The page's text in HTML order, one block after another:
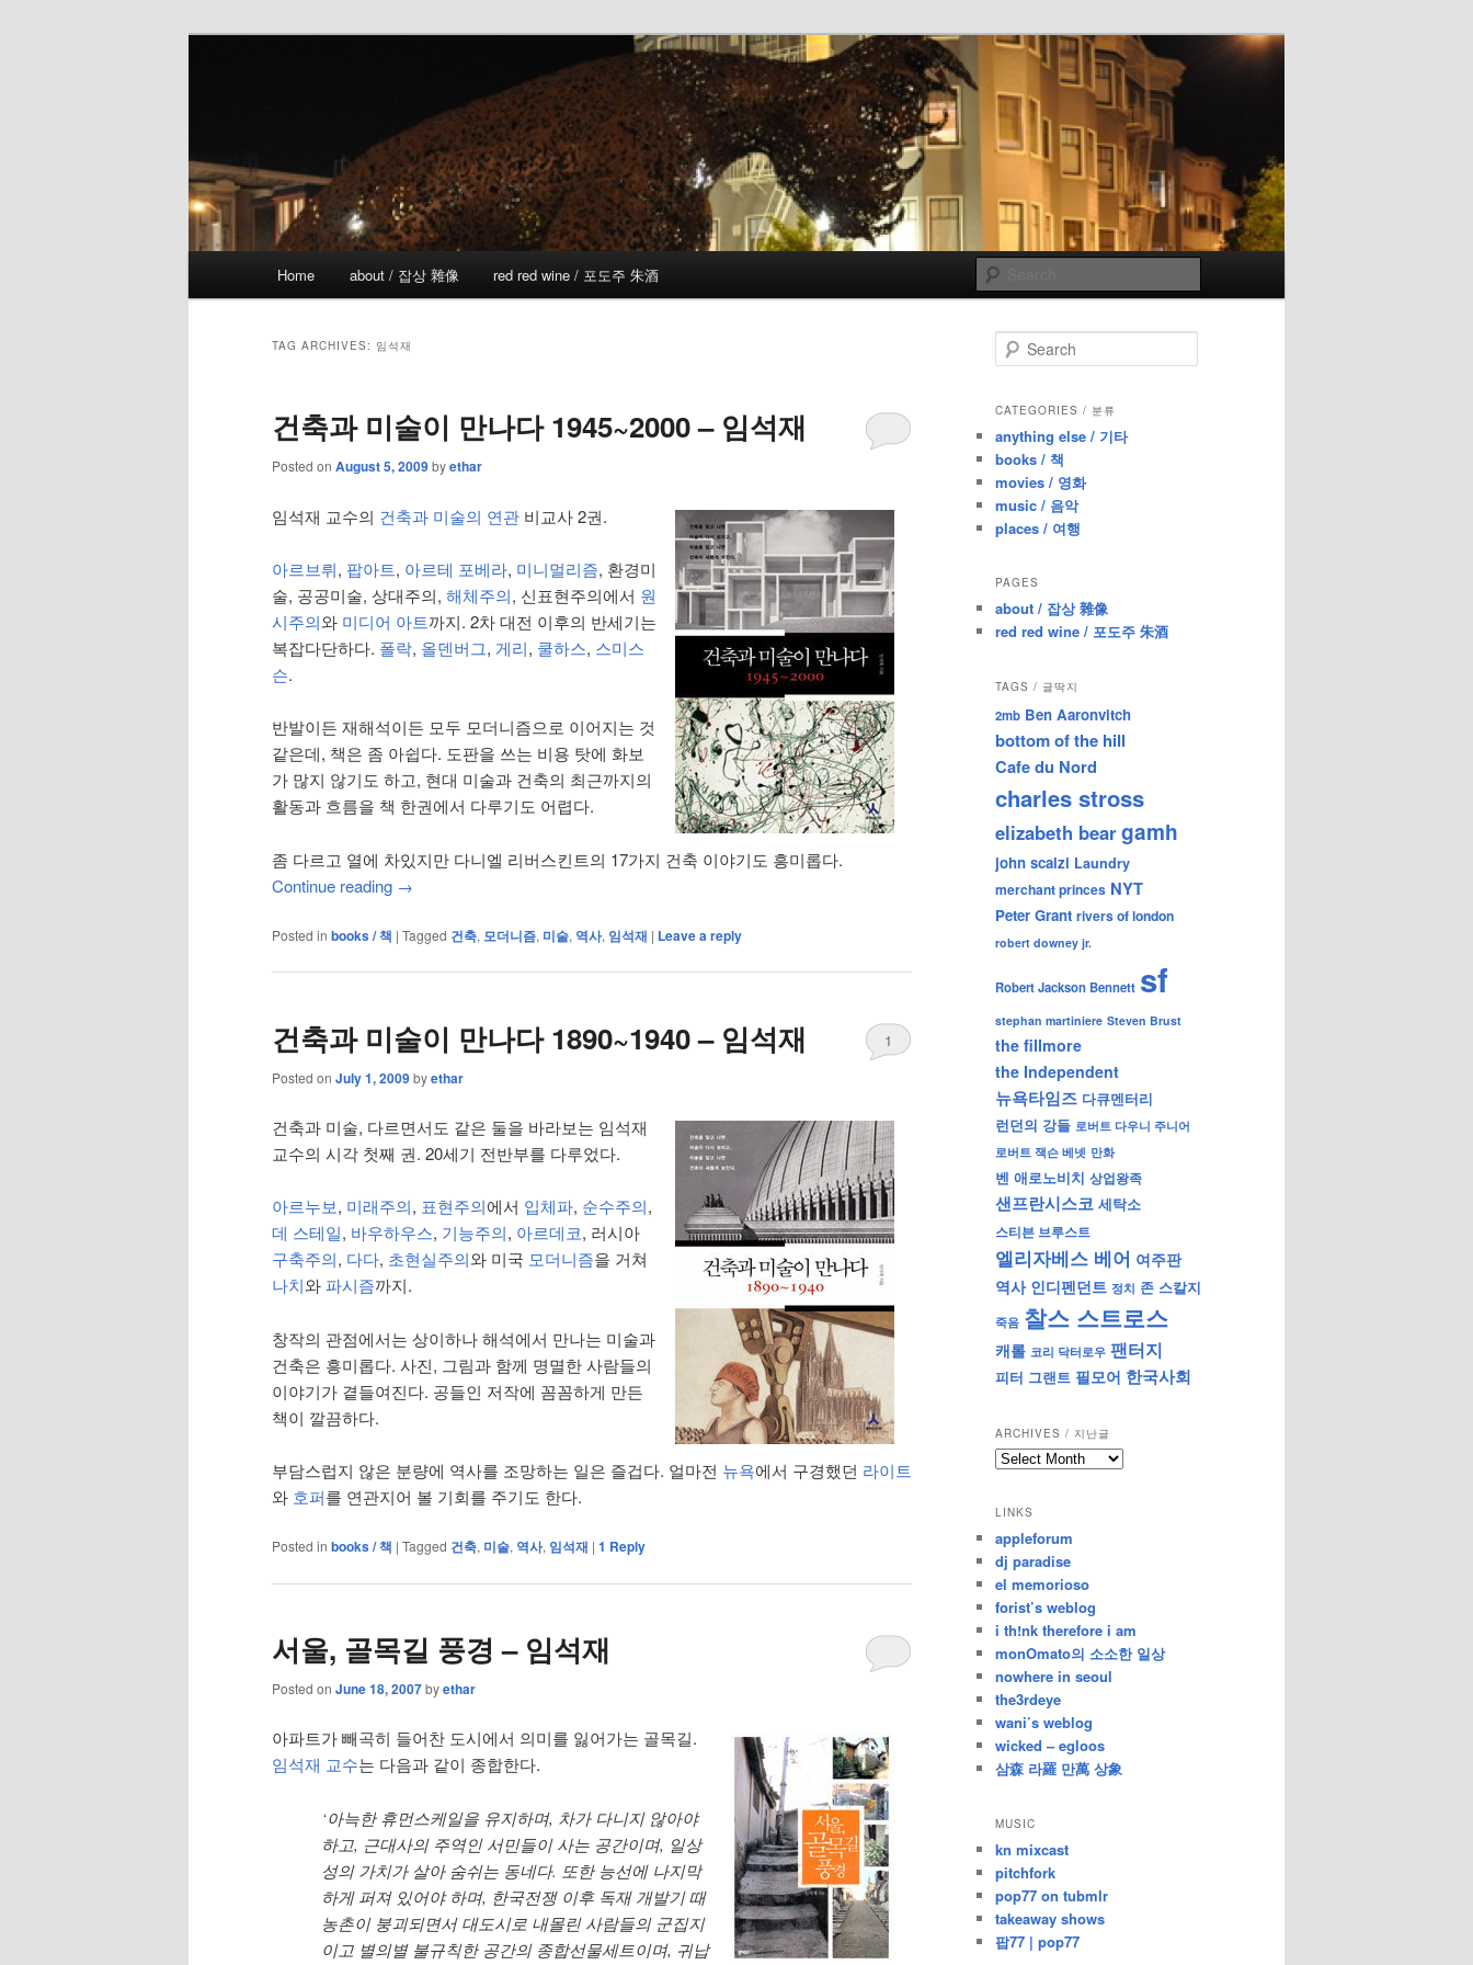
Home about / 잡상 雜像 red red wine / 포도주 朱酒
TAG ARCHIVES: 임석재
건축과 미술이 만나다 1945~2000 – 임석재
Posted on August 5, 2009byethar
임석재 교수의 건축과 미술의 연관 비교사 2권.
아르브뤼, 팝아트, 아르테 포베라, 미니멀리즘, 환경미
술, 공공미술, 상대주의, 해체주의, 신표현주의에서 원
시주의와 미디어 아트까지. 2차 대전 이후의 반세기는
복잡다단하다. 폴락, 올덴버그, 게리, 쿨하스, 스미스
슨.
반발이든 재해석이든 모두 모더니즘으로 이어지는 것
같은데, 책은 좀 아쉽다. 도판을 쓰는 비용 탓에 화보
가 많지 않기도 하고, 현대 미술과 건축의 최근까지의
활동과 흐름을 책 한권에서 다루기도 어렵다.
좀 다르고 열에 차있지만 다니엘 리버스킨트의 17가지 건축 이야기도 흥미롭다.
Continue reading →
Posted in books / 책 | Tagged 건축, 모더니즘, 미술, 역사, 임석재 | Leave a reply
건축과 미술이 만나다 1890~1940 – 임석재
Posted on July 1, 2009byethar
1
건축과 미술, 다르면서도 같은 둘을 바라보는 임석재
교수의 시각 첫째 권. 20세기 전반부를 다루었다.
아르누보, 미래주의, 표현주의에서 입체파, 순수주의,
데 스테일, 바우하우스, 기능주의, 아르데코, 러시아
구축주의, 다다, 초현실주의와 미국 모더니즘을 거쳐
나치와 파시즘까지.
창작의 관점에서는 상이하나 해석에서 만나는 미술과
건축은 흥미롭다. 사진, 그림과 함께 명멸한 사람들의
이야기가 곁들여진다. 공들인 저작에 꼼꼼하게 만든
책이 깔끔하다.
부담스럽지 않은 분량에 역사를 조망하는 일은 즐겁다. 얼마전 뉴욕에서 구경했던 라이트
와 호퍼를 연관지어 볼 기회를 주기도 한다.
Posted in books / 책 | Tagged 건축, 미술, 역사, 임석재 | 1 Reply
서울, 골목길 풍경 – 임석재
Posted on June 18, 2007byethar
아파트가 빼곡히 들어찬 도시에서 의미를 잃어가는 골목길.
임석재 교수는 다음과 같이 종합한다.
‘아늑한 휴먼스케일을 유지하며, 차가 다니지 않아야
하고, 근대사의 주역인 서민들이 사는 공간이며, 일상
성의 가치가 살아 숨쉬는 동네다. 또한 능선에 나지막
하게 퍼져 있어야 하며, 한국전쟁 이후 독재 개발기 때
농촌이 붕괴되면서 대도시로 내몰린 사람들의 군집지
이고 별의별 불규칙한 공간의 종합선물세트이며, 귀납
e
r
h
CATEGORIES / 분류
anything else / 기타
books / 책
movies / 영화
music / 음악
places / 여행
PAGES
about / 잡상 雜像
red red wine / 포도주 朱酒
TAGS / 글딱지
2mb Ben Aaronvitch
bottom of the hill
Cafe du Nord
charles stross
elizabeth beargamh
john scalzi Laundry
merchant princes NYT
Peter Grant rivers of london
robert downey jr.
Robert Jackson Bennett sf
stephan martiniere Steven Brust
the fillmore
the Independent
뉴욕타임즈 다큐멘터리
런던의 강들 로버트 다우니 주니어
로버트 잭슨 베넷 만화
벤 애로노비치 상업왕족
샌프란시스코 세탁소
스티븐 브루스트
엘리자베스 베어 여주판
역사 인디펜던트 정치 존 스칼지
죽음 찰스 스트로스
캐롤 코리 닥터로우 팬터지
피터 그랜트 필모어 한국사회
ARCHIVES / 지난글
archives
난
글
LINKS
appleforum
dj paradise
el memorioso
forist’s weblog
i th!nk therefore i am
monOmato의 소소한 일상
nowhere in seoul
the3rdeye
wani’s weblog
wicked – egloos
삼森 라羅 만萬 상象
MUSIC
kn mixcast
pitchfork
pop77 on tubmlr
takeaway shows
팝77 | pop77